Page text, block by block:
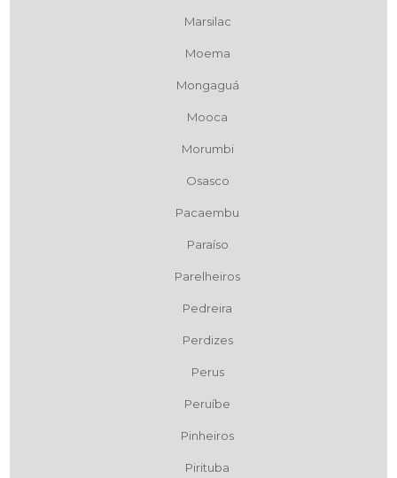
Marsilac
Moema
Mongaguá
Mooca
Morumbi
Osasco
Pacaembu
Paraíso
Parelheiros
Pedreira
Perdizes
Perus
Peruíbe
Pinheiros
Pirituba